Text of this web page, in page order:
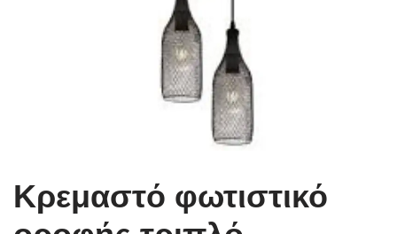
Κρεμαστό φωτιστικό